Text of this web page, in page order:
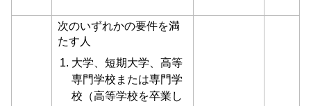
次のいずれかの要件を満
たす人
大学、短期大学、高等
専門学校または専門学
校（高等学校を卒業し